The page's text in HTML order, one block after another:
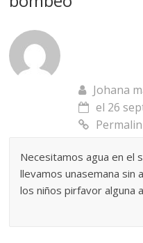
Johana
el 26
Necesitamos agua en el
llevamos unasemana sin
los niños pirfavor alguna